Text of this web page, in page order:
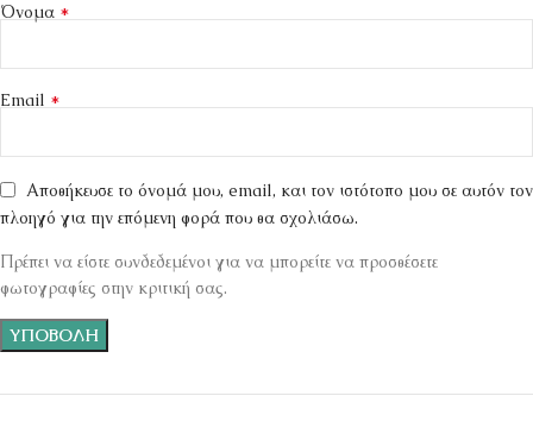
Όνομα *
Email *
Αποθήκευσε το όνομά μου, email, και τον ιστότοπο μου σε αυτόν τον
πλοηγό για την επόμενη φορά που θα σχολιάσω.
Πρέπει να είστε συνδεδεμένοι για να μπορείτε να προσθέσετε
φωτογραφίες στην κριτική σας.